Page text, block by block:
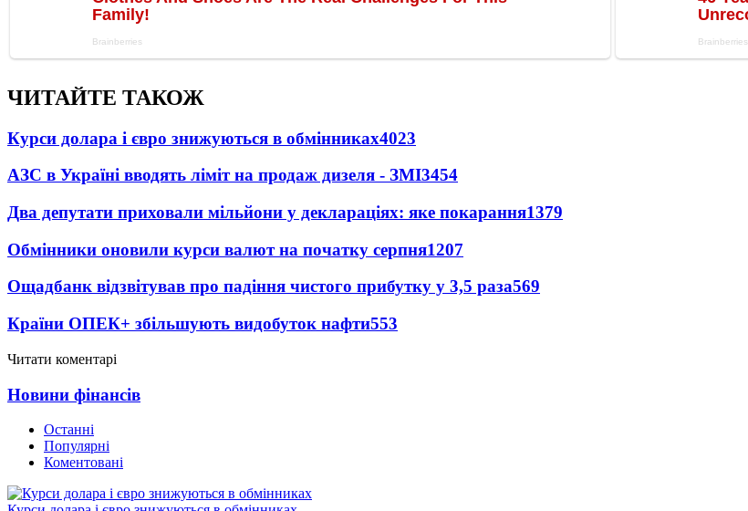
ЧИТАЙТЕ ТАКОЖ
Курси долара і євро знижуються в обмінниках4023
АЗС в Україні вводять ліміт на продаж дизеля - ЗМІ3454
Два депутати приховали мільйони у деклараціях: яке покарання1379
Обмінники оновили курси валют на початку серпня1207
Ощадбанк відзвітував про падіння чистого прибутку у 3,5 раза569
Країни ОПЕК+ збільшують видобуток нафти553
Читати коментарі
Новини фінансів
Останні
Популярні
Коментовані